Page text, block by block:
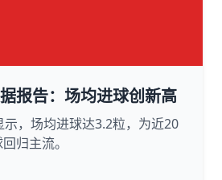
报告：场均进球创新高
，场均进球达3.2粒，为近20
归主流。